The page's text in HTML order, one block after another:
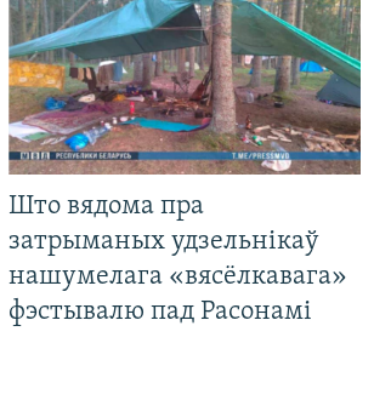
Што вядома пра
затрыманых удзельнікаў
нашумелага «вясёлкавага»
фэстывалю пад Расонамі